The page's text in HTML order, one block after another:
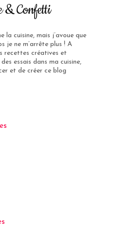
& Confetti
la cuisine, mais j’avoue que
je ne m’arrête plus ! A
recettes créatives et
essais dans ma cuisine,
et de créer ce blog